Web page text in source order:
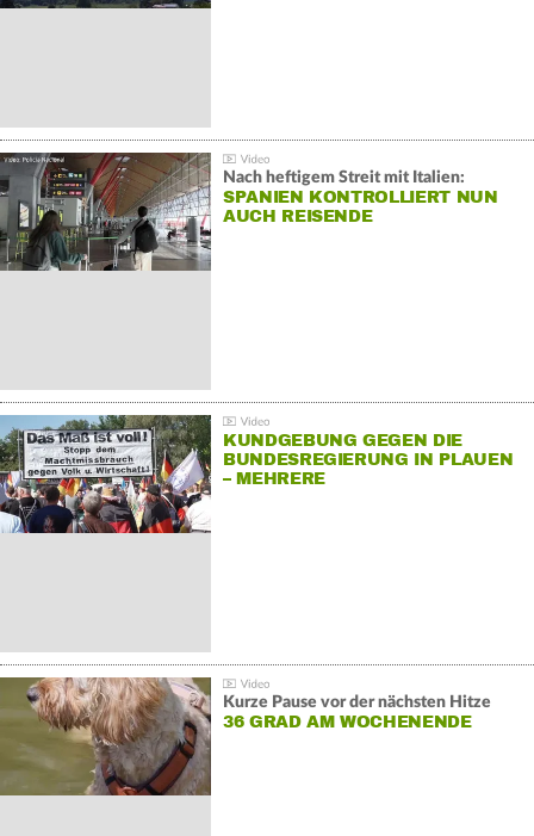
Nach heftigem Streit mit Italien:
SPANIEN KONTROLLIERT NUN
AUCH REISENDE
KUNDGEBUNG GEGEN DIE
BUNDESREGIERUNG IN PLAUEN
– MEHRERE
Kurze Pause vor der nächsten Hitze
36 GRAD AM WOCHENENDE